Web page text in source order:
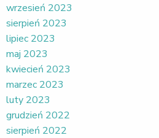
wrzesień 2023
sierpień 2023
lipiec 2023
maj 2023
kwiecień 2023
marzec 2023
luty 2023
grudzień 2022
sierpień 2022